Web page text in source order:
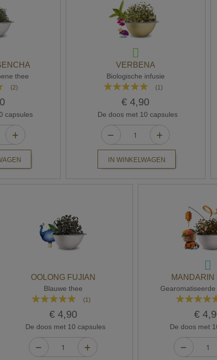
thee
(2)
capsules
VERBENA
Biologische infusie
Waardering:
(1)
€ 4,90
De doos met 10 capsules
IN WINKELWAGEN
OOLONG FUJIAN
Blauwe thee
Waardering:
(1)
€ 4,90
De doos met 10 capsules
MANDARIN
Waardering:
€
De doos met